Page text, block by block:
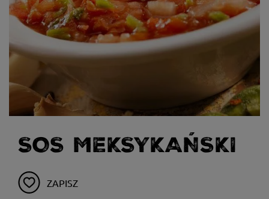
SOS MEKSYKAŃSKI
ZAPISZ